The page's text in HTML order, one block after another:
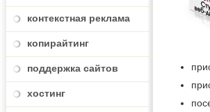
контекстная реклама
копирайтинг
поддержка сайтов
хостинг